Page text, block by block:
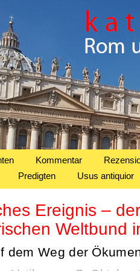
Kommentar
Predigten Usus antiquior
Ereignis –
Weltbund
dem Weg der